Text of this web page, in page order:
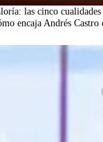
las cinco cualidades
encaja Andrés Castro